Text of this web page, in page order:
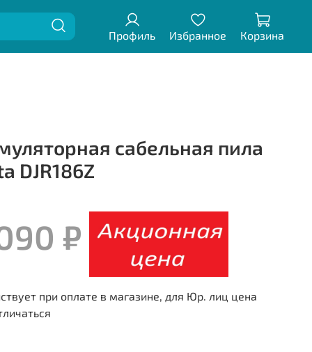
Профиль Избранное Корзина
сабельная пила
DJR186Z
₽